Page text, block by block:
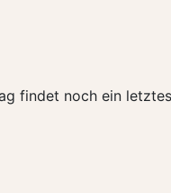
findet noch ein